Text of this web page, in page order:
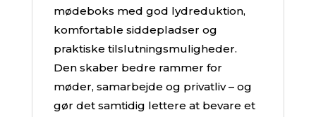
mødeboks med god lydreduktion,
komfortable siddepladser og
praktiske tilslutningsmuligheder.
Den skaber bedre rammer for
møder, samarbejde og privatliv – og
gør det samtidig lettere at bevare et